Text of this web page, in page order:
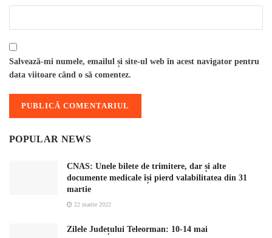
Salvează-mi numele, emailul și site-ul web în acest navigator pentru
data viitoare când o să comentez.
POPULAR NEWS
CNAS: Unele bilete de trimitere, dar și alte
documente medicale își pierd valabilitatea din 31
martie
22 martie 2022
Zilele Județului Teleorman: 10-14 mai